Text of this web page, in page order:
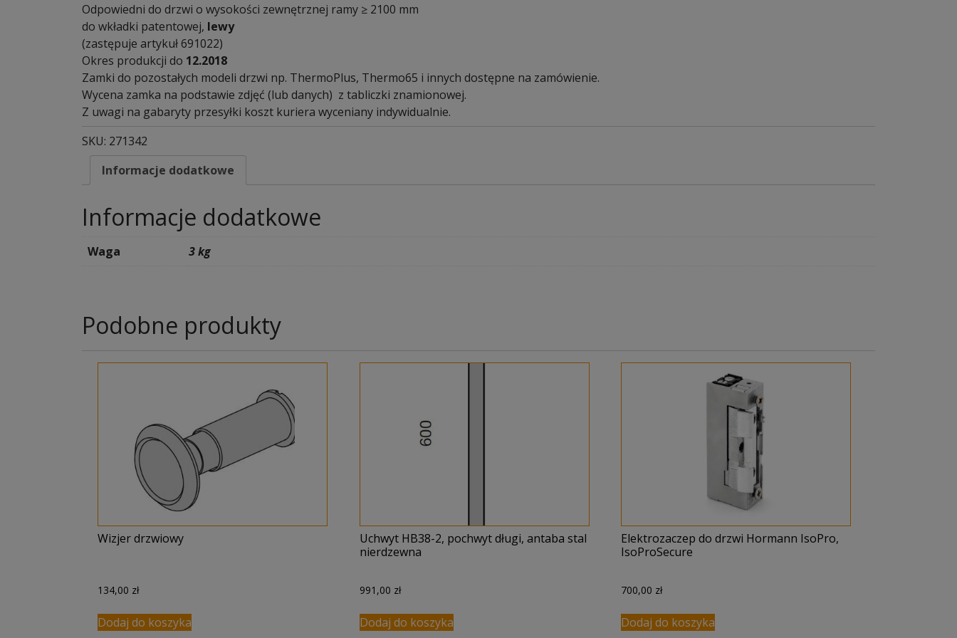
Odpowiedni do drzwi o wysokości zewnętrznej ramy ≥ 2100 mm
do wkładki patentowej, lewy
(zastępuje artykuł 691022)
Okres produkcji do 12.2018
Zamki do pozostałych modeli drzwi np. ThermoPlus, Thermo65 i innych dostępne na zamówienie.
Wycena zamka na podstawie zdjęć (lub danych) z tabliczki znamionowej.
Z uwagi na gabaryty przesyłki koszt kuriera wyceniany indywidualnie.
SKU: 271342
Informacje dodatkowe
Informacje dodatkowe
Waga 3 kg
Podobne produkty
Wizjer drzwiowy
134,00 zł
Dodaj do koszyka
Uchwyt HB38-2, pochwyt długi, antaba stal
nierdzewna
991,00 zł
Dodaj do koszyka
Elektrozaczep do drzwi Hormann IsoPro,
IsoProSecure
700,00 zł
Dodaj do koszyka